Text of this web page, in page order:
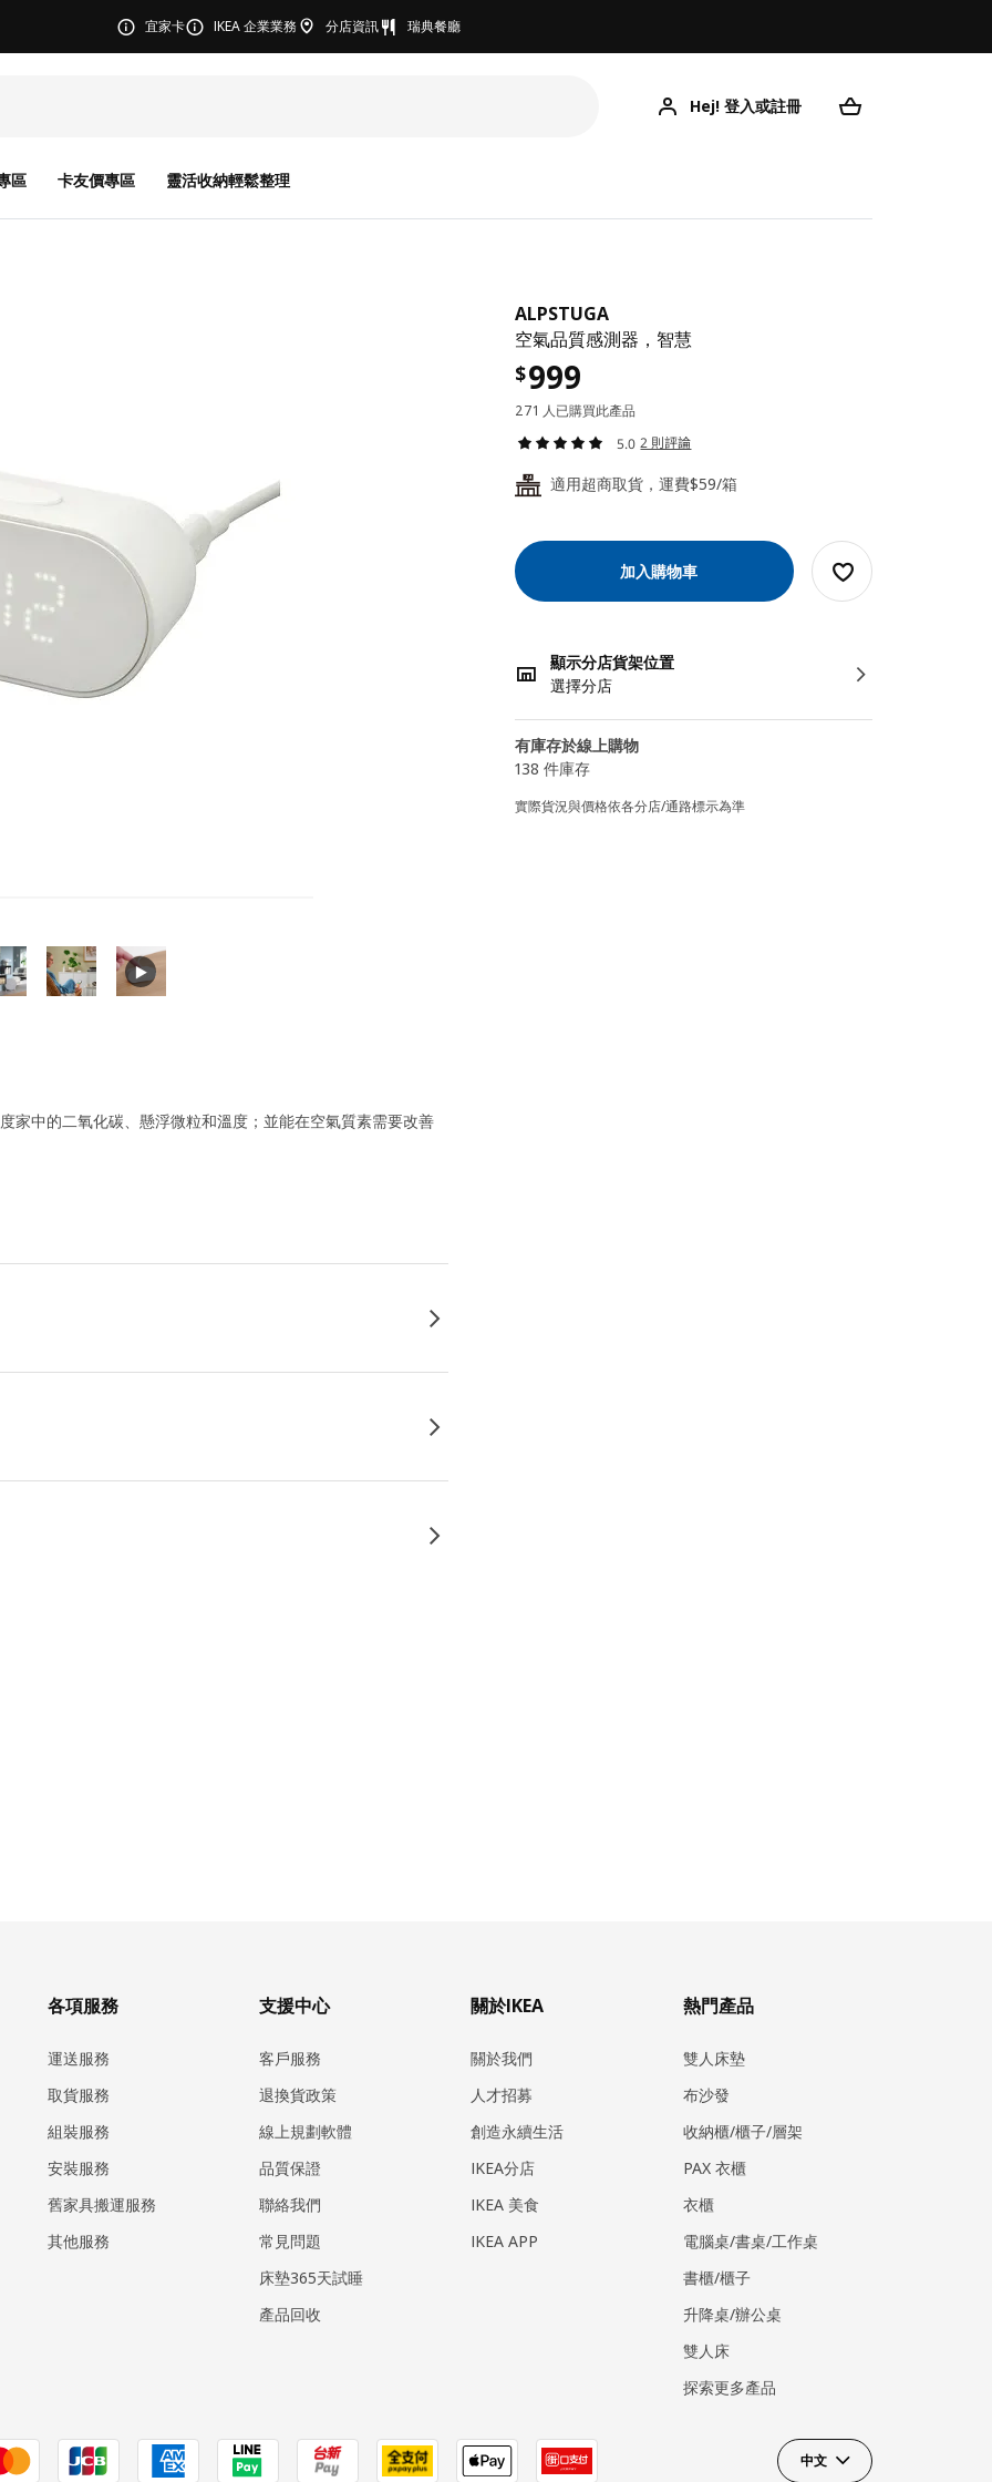
宜家卡 IKEA 企業業務 分店資訊 瑞典餐廳
Hej! 登入或註冊
區 卡友價專區 靈活收納輕鬆整理
ALPSTUGA
空氣品質感測器，智慧
$999
271 人已購買此產品
5.0 2 則評論
24 適用超商取貨，運費$59/箱
加入購物車
顯示分店貨架位置
選擇分店
有庫存於線上購物
138 件庫存
實際貨況與價格依各分店/通路標示為準
家中的二氧化碳、懸浮微粒和溫度；並能在空氣質素需要改善
各項服務
運送服務
取貨服務
組裝服務
安裝服務
​舊家具搬運服務
其他服務
支援中心
客戶服務
退換貨政策
線上規劃軟體
品質保證
聯絡我們
常見問題
床墊365天試睡
產品回收
關於IKEA
關於我們
人才招募
創造永續生活
IKEA分店
IKEA 美食
IKEA APP
熱門產品
雙人床墊
布沙發
收納櫃/櫃子/層架
PAX 衣櫃
衣櫃
電腦桌/書桌/工作桌
書櫃/櫃子
升降桌/辦公桌
雙人床
探索更多產品
中文